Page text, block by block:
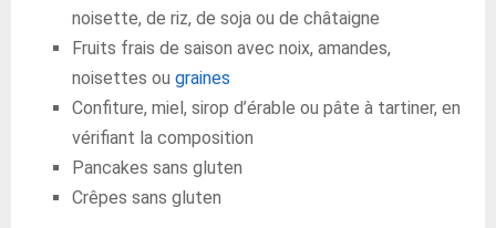
noisette, de riz, de soja ou de châtaigne
Fruits frais de saison avec noix, amandes,
noisettes ou graines
Confiture, miel, sirop d’érable ou pâte à tartiner, en
vérifiant la composition
Pancakes sans gluten
Crêpes sans gluten